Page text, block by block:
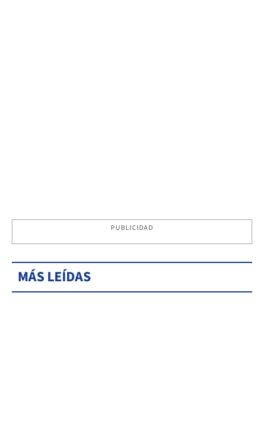
PUBLICIDAD
MÁS LEÍDAS